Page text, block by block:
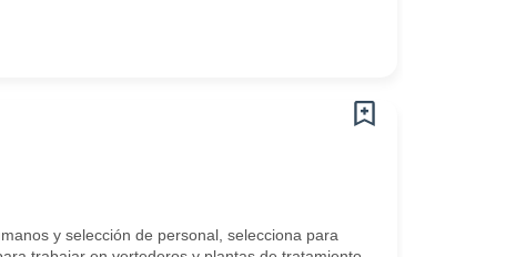
y selección de personal, selecciona para